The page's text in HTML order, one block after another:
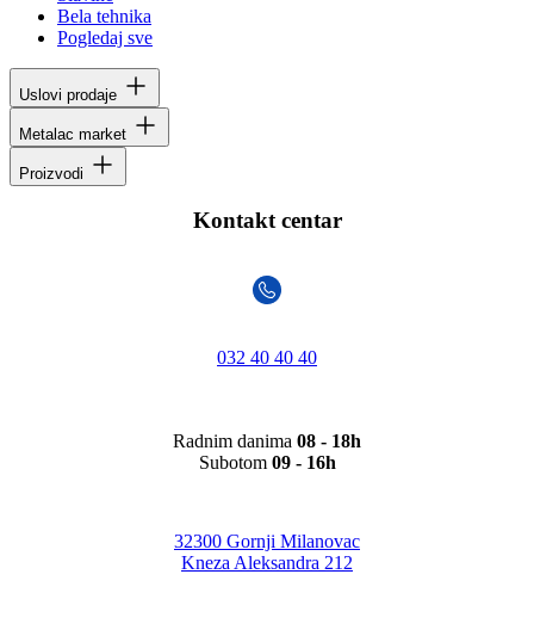
Bela tehnika
Pogledaj sve
Uslovi prodaje
Metalac market
Proizvodi
Kontakt centar
032 40 40 40
Radnim danima 08 - 18h
Subotom 09 - 16h
32300 Gornji Milanovac
Kneza Aleksandra 212